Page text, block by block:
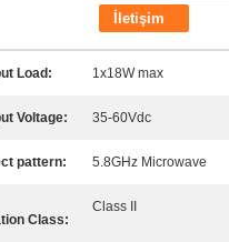
İletişim
Load: 1x18W max
Voltage: 35-60Vdc
pattern: 5.8GHz Microwave
Class:
Class II